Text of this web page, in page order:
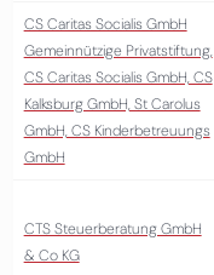
CS Caritas Socialis GmbH
Gemeinnützige Privatstiftung,
CS Caritas Socialis GmbH, CS
Kalksburg GmbH, St Carolus
GmbH, CS Kinderbetreuungs
GmbH
CTS Steuerberatung GmbH
& Co KG